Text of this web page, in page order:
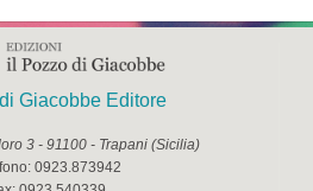
di Giacobbe Editore
3 - 91100 - Trapani (Sicilia)
0923.873942